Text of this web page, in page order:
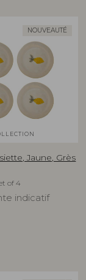
NOUVEAUTÉ
Jaune, Grès
of 4
indicatif